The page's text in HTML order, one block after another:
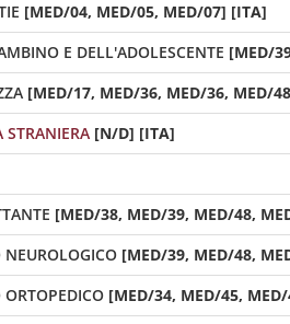
[MED/04, MED/05, MED/07] [ITA]
E DELL'ADOLESCENTE [MED/
[MED/17, MED/36, MED/36, MED/
[N/D] [ITA]
[MED/38, MED/39, MED/48,
[MED/39, MED/48,
[MED/34, MED/45,